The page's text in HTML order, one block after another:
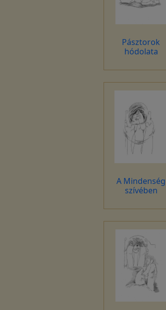
Pásztorok
hódolata
A Mindenség
szívében